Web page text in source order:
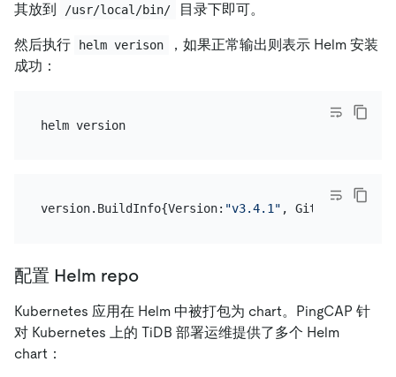
其放到
/usr/local/bin/ 目录下即可。
然后执行 helm verison
，如果正常输出则表示 Helm 安装
成功：
helm version
version.BuildInfo{Version: "v3.4.1" , GitCommit:
配置 Helm repo
Kubernetes 应用在 Helm 中被打包为 chart。PingCAP 针
对 Kubernetes 上的 TiDB 部署运维提供了多个 Helm
chart：